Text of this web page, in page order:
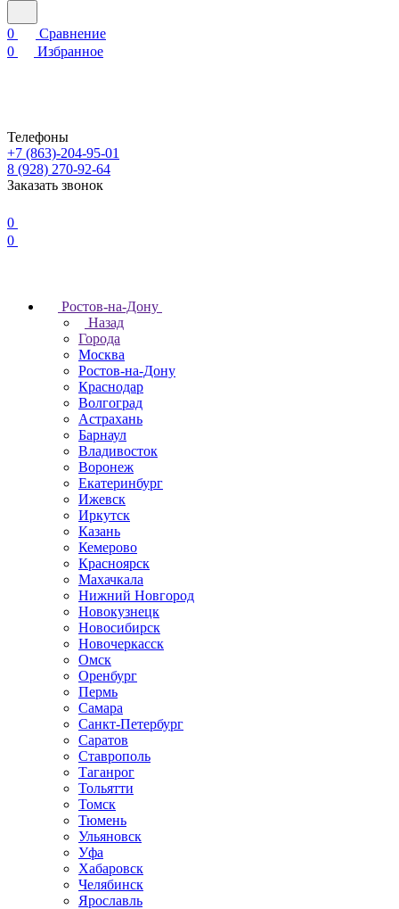
0
Сравнение
0
Избранное
Телефоны
+7 (863)-204-95-01
8 (928) 270-92-64
Заказать звонок
0
0
Ростов-на-Дону
Назад
Города
Москва
Ростов-на-Дону
Краснодар
Волгоград
Астрахань
Барнаул
Владивосток
Воронеж
Екатеринбург
Ижевск
Иркутск
Казань
Кемерово
Красноярск
Махачкала
Нижний Новгород
Новокузнецк
Новосибирск
Новочеркаcск
Омск
Оренбург
Пермь
Самара
Санкт-Петербург
Саратов
Ставрополь
Таганрог
Тольятти
Томск
Тюмень
Ульяновск
Уфа
Хабаровск
Челябинск
Ярославль